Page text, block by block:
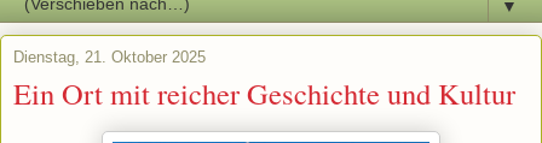
▼
Dienstag, 21. Oktober 2025
Ein Ort mit reicher Geschichte und Kultur